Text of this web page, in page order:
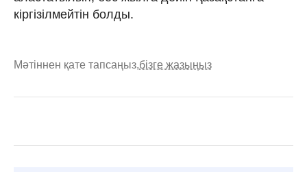
кіргізілмейтін болды.
Мәтіннен қате тапсаңыз,бізге жазыңыз